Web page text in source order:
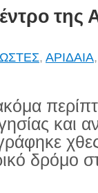
της
, ΑΡΙΔΑΙΑ
και
δρόμο